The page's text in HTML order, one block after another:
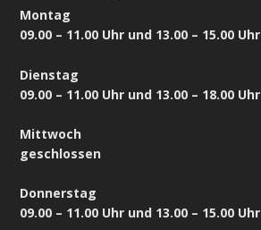
Montag
09.00 – 11.00 Uhr und 13.00 – 15.00 Uhr
Dienstag
09.00 – 11.00 Uhr und 13.00 – 18.00 Uhr
Mittwoch
geschlossen
Donnerstag
09.00 – 11.00 Uhr und 13.00 – 15.00 Uhr